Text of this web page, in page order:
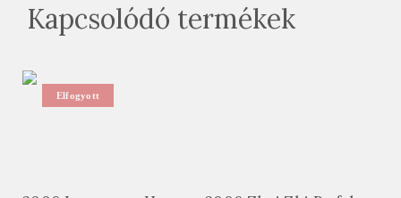
Kapcsolódó termékek
Elfogyott